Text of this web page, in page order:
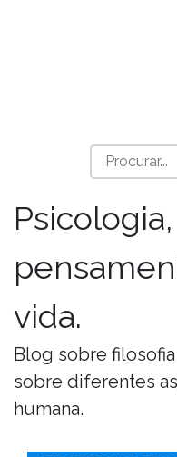
vida.
Blog sobre
sobre diferentes
humana.